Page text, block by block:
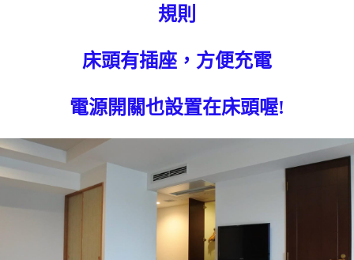
規則
床頭有插座，方便充電
電源開關也設置在床頭喔!